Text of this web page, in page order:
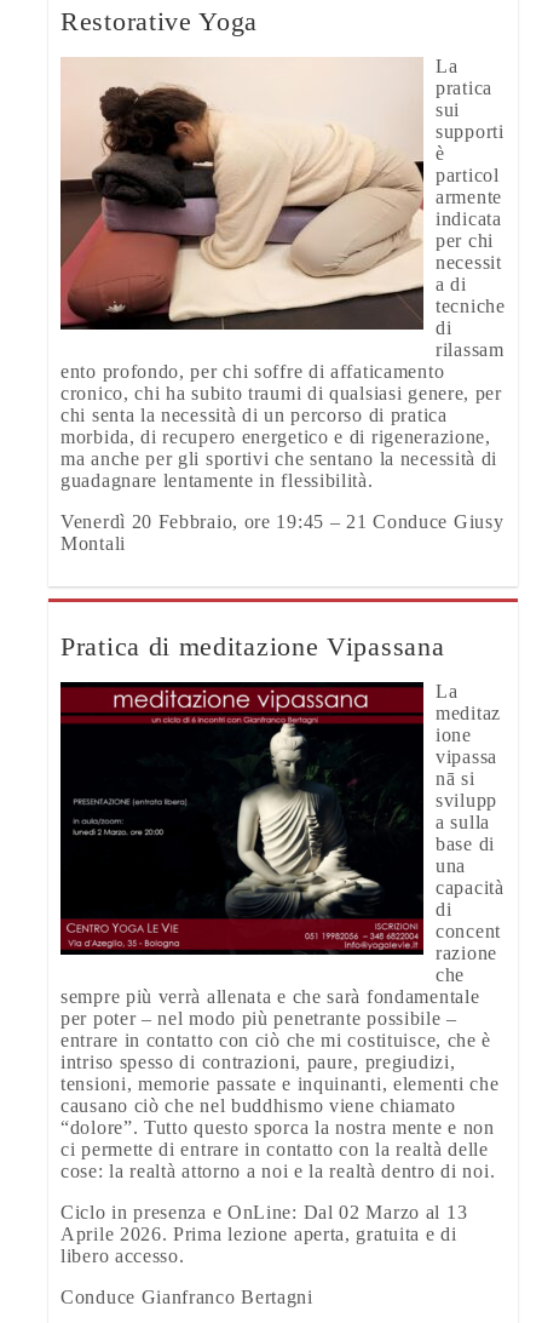
Restorative Yoga
La
pratica
sui
supporti
è
particol
armente
indicata
per chi
necessit
a di
tecniche
di
rilassam
ento profondo, per chi soffre di affaticamento
cronico, chi ha subito traumi di qualsiasi genere, per
chi senta la necessità di un percorso di pratica
morbida, di recupero energetico e di rigenerazione,
ma anche per gli sportivi che sentano la necessità di
guadagnare lentamente in flessibilità.
Venerdì 20 Febbraio, ore 19:45 – 21 Conduce Giusy
Montali
Pratica di meditazione Vipassana
La
meditaz
ione
vipassa
nā si
svilupp
a sulla
base di
una
capacità
di
concent
razione
che
sempre più verrà allenata e che sarà fondamentale
per poter – nel modo più penetrante possibile –
entrare in contatto con ciò che mi costituisce, che è
intriso spesso di contrazioni, paure, pregiudizi,
tensioni, memorie passate e inquinanti, elementi che
causano ciò che nel buddhismo viene chiamato
“dolore”. Tutto questo sporca la nostra mente e non
ci permette di entrare in contatto con la realtà delle
cose: la realtà attorno a noi e la realtà dentro di noi.
Ciclo in presenza e OnLine: Dal 02 Marzo al 13
Aprile 2026. Prima lezione aperta, gratuita e di
libero accesso.
Conduce Gianfranco Bertagni